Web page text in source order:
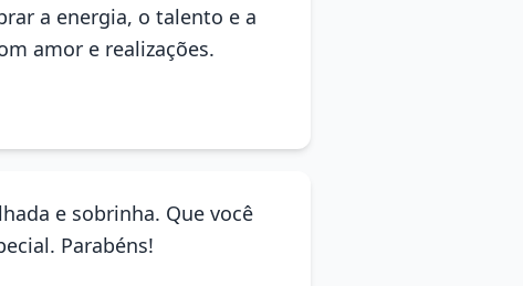
a energia, o talento e a
amor e realizações.
e sobrinha. Que você
Parabéns!